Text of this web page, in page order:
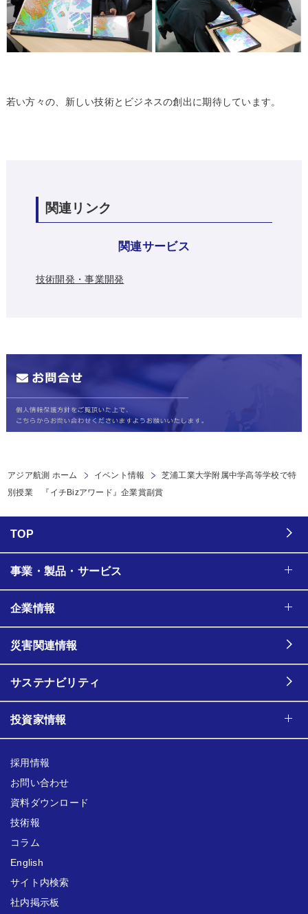
若い方々の、新しい技術とビジネスの創出に期待しています。
関連リンク
関連サービス
技術開発・事業開発
アジア航測 ホーム イベント情報
芝浦工業大学附属中学高等学校で特
別授業 『イチBizアワード』企業賞副賞
TOP
事業・製品・サービス
企業情報
災害関連情報
サステナビリティ
投資家情報
採用情報
お問い合わせ
資料ダウンロード
技術報
コラム
English
サイト内検索
社内掲示板